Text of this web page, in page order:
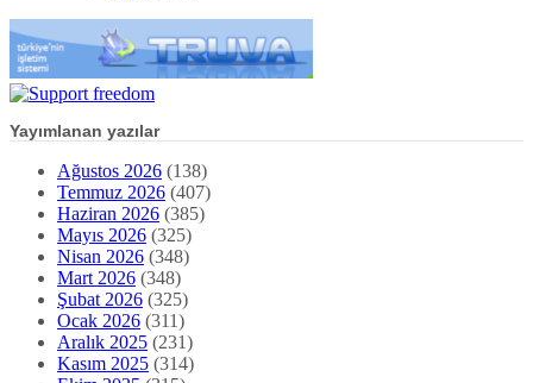
Yayımlanan yazılar
Ağustos 2026 (138)
Temmuz 2026 (407)
Haziran 2026 (385)
Mayıs 2026 (325)
Nisan 2026 (348)
Mart 2026 (348)
Şubat 2026 (325)
Ocak 2026 (311)
Aralık 2025 (231)
Kasım 2025 (314)